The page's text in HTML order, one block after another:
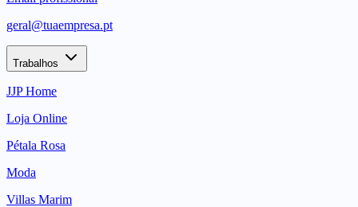
geral@tuaempresa.pt
Trabalhos
JJP Home
Loja Online
Pétala Rosa
Moda
Villas Marim